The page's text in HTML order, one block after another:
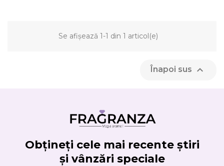
Se afișează 1-1 din 1 articol(e)
Înapoi sus 
Obțineți cele mai recente știri
și vânzări speciale
Creeaza o lista de dorinte